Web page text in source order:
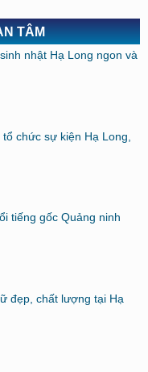
TÂM
nhật Hạ Long ngon và
chức sự kiện Hạ Long,
tiếng gốc Quảng ninh
đẹp, chất lượng tại Hạ